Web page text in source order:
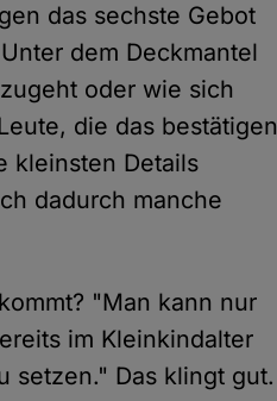
das sechste Gebot
dem Deckmantel
oder wie sich
die das bestätigen
kleinsten Details
dadurch manche
"Man kann nur
im Kleinkindalter
setzen." Das klingt gut.